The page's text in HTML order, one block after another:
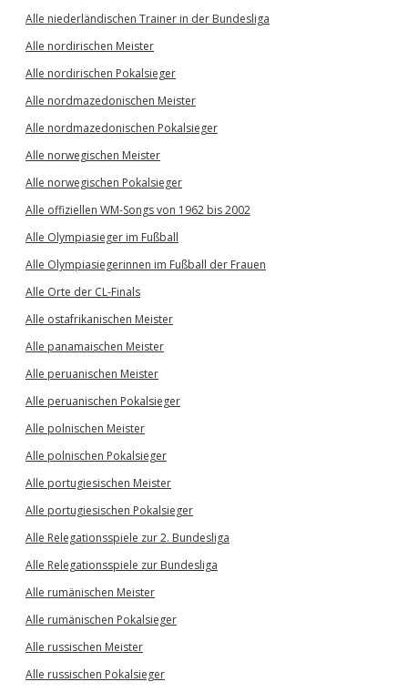
Alle niederländischen Trainer in der Bundesliga
Alle nordirischen Meister
Alle nordirischen Pokalsieger
Alle nordmazedonischen Meister
Alle nordmazedonischen Pokalsieger
Alle norwegischen Meister
Alle norwegischen Pokalsieger
Alle offiziellen WM-Songs von 1962 bis 2002
Alle Olympiasieger im Fußball
Alle Olympiasiegerinnen im Fußball der Frauen
Alle Orte der CL-Finals
Alle ostafrikanischen Meister
Alle panamaischen Meister
Alle peruanischen Meister
Alle peruanischen Pokalsieger
Alle polnischen Meister
Alle polnischen Pokalsieger
Alle portugiesischen Meister
Alle portugiesischen Pokalsieger
Alle Relegationsspiele zur 2. Bundesliga
Alle Relegationsspiele zur Bundesliga
Alle rumänischen Meister
Alle rumänischen Pokalsieger
Alle russischen Meister
Alle russischen Pokalsieger